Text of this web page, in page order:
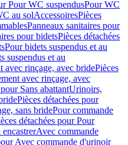
Pour WC suspendusPour WC
au solAccessoiresPièces
Panneaux sanitaires pour
pour bidetsPièces détachées
Pour bidets suspendus et au
suspendus et au
rinçage, avec bridePièces
avec rinçage, avec
Sans abattantUrinoirs,
Pièces détachées pour
sans bridePour commande
détachées pour Pour
Avec commande
Avec commande d'urinoir